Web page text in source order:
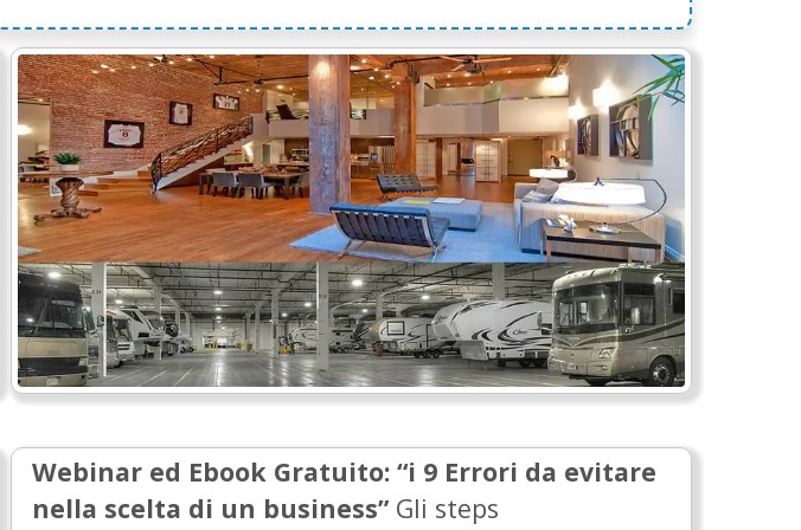
Webinar ed Ebook Gratuito: “i 9 Errori da evitare
nella scelta di un business” Gli steps